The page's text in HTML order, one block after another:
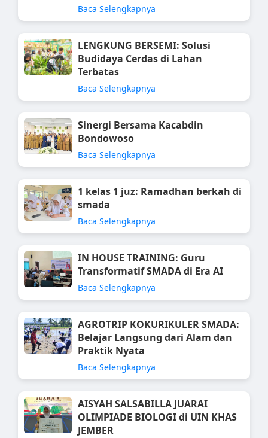
Baca Selengkapnya
LENGKUNG BERSEMI: Solusi
Budidaya Cerdas di Lahan
Terbatas
Baca Selengkapnya
Sinergi Bersama Kacabdin
Bondowoso
Baca Selengkapnya
1 kelas 1 juz: Ramadhan berkah di
smada
Baca Selengkapnya
IN HOUSE TRAINING: Guru
Transformatif SMADA di Era AI
Baca Selengkapnya
AGROTRIP KOKURIKULER SMADA:
Belajar Langsung dari Alam dan
Praktik Nyata
Baca Selengkapnya
AISYAH SALSABILLA JUARAI
OLIMPIADE BIOLOGI di UIN KHAS
JEMBER